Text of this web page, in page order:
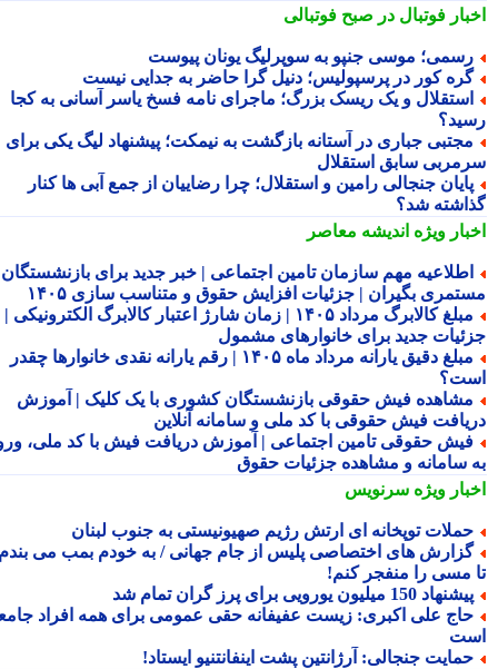
فوتبال در صبح فوتبالی
موسی جنپو به سوپرلیگ یونان پیوست
کور در پرسپولیس؛ دنیل گرا حاضر به جدایی نیست
و یک ریسک بزرگ؛ ماجرای نامه فسخ یاسر آسانی به کجا
جباری در آستانه بازگشت به نیمکت؛ پیشنهاد لیگ یکی برای
سابق استقلال
جنجالی رامین و استقلال؛ چرا رضاییان از جمع آبی ها کنار
شد؟
ویژهاندیشه معاصر
مهم سازمان تامین اجتماعی | خبر جدید برای بازنشستگان و
بگیران | جزئیات افزایش حقوق و متناسب سازی ۱۴۰۵
مبلغ کالابرگ مرداد ۱۴۰۵ | زمان شارژ اعتبار کالابرگ الکترونیکی |
جدید برای خانوارهای مشمول
مبلغ دقیق یارانه مرداد ماه ۱۴۰۵ | رقم یارانه نقدی خانوارها چقدر
فیش حقوقی بازنشستگان کشوری با یک کلیک | آموزش
فیش حقوقی با کد ملی و سامانه آنلاین
حقوقی تامین اجتماعی | آموزش دریافت فیش با کد ملی، ورود
سامانه و مشاهده جزئیات حقوق
ویژهسرنویس
توپخانه ای ارتش رژیم صهیونیستی به جنوب لبنان
های اختصاصی پلیس از جام جهانی / به خودم بمب می بندم
مسی را منفجر کنم!
150 میلیون یورویی برای پرز گران تمام شد
علی اکبری: زیست عفیفانه حقی عمومی برای همه افراد جامعه
جنجالی: آرژانتین پشت اینفانتنیو ایستاد!